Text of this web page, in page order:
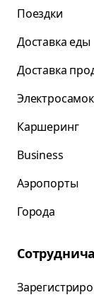
Поездки
Доставка еды
Доставка
Каршеринг
Business
Аэропорты
Города